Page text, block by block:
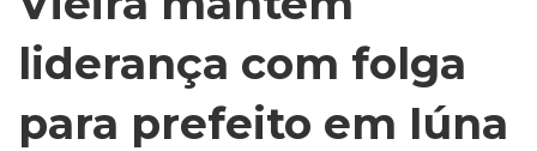
liderança com folga
para prefeito em Iúna